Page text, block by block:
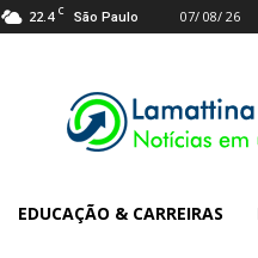
22.4 C São Paulo 07/ 08/ 26
Digital
News
EDUCAÇÃO & CARREIRAS